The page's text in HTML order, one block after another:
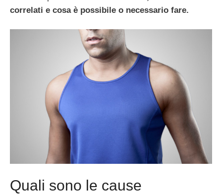
correlati e cosa è possibile o necessario fare.
Quali sono le cause